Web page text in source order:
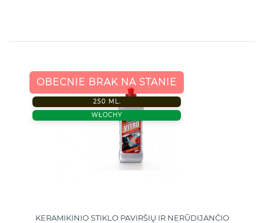
OBECNIE BRAK NA STANIE
250 ML.
WŁOCHY
KERAMIKINIO STIKLO PAVIRŠIŲ IR NERŪDIJANČIO